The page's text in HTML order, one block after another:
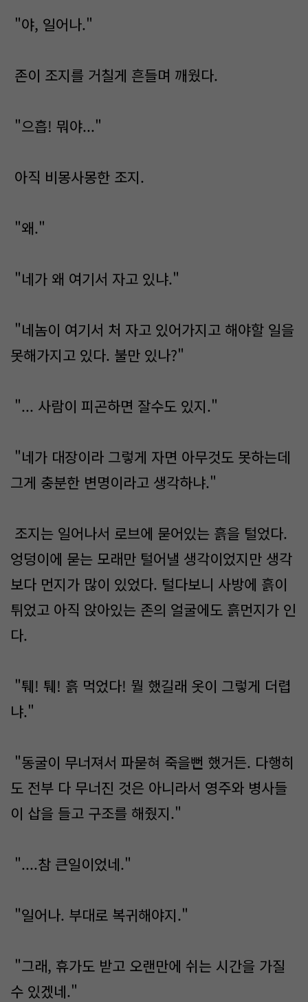
"야, 일어나."
존이 조지를 거칠게 흔들며 깨웠다.
"으흡! 뭐야..."
아직 비몽사몽한 조지.
"왜."
"네가 왜 여기서 자고 있냐."
"네놈이 여기서 처 자고 있어가지고 해야할 일을
못해가지고 있다. 불만 있나?"
"... 사람이 피곤하면 잘수도 있지."
"네가 대장이라 그렇게 자면 아무것도 못하는데
그게 충분한 변명이라고 생각하냐."
조지는 일어나서 로브에 묻어있는 흙을 털었다.
엉덩이에 묻는 모래만 털어낼 생각이었지만 생각
보다 먼지가 많이 있었다. 털다보니 사방에 흙이
튀었고 아직 앉아있는 존의 얼굴에도 흙먼지가 인
다.
"퉤! 퉤! 흙 먹었다! 뭘 했길래 옷이 그렇게 더렵
냐."
"동굴이 무너져서 파묻혀 죽을뻔 했거든. 다행히
도 전부 다 무너진 것은 아니라서 영주와 병사들
이 삽을 들고 구조를 해줬지."
"....참 큰일이었네."
"일어나. 부대로 복귀해야지."
"그래, 휴가도 받고 오랜만에 쉬는 시간을 가질
수 있겠네."